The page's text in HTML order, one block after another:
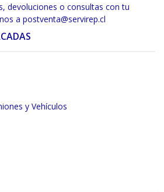
devoluciones o consultas con tu
a postventa@servirep.cl
y Vehículos